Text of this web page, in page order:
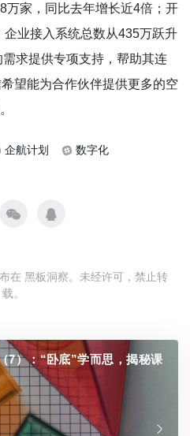
万家，同比去年增长近4倍；开
业接入系统总数从435万跃升
求提供专项支持，帮助其连
望能为合作伙伴提供更多的空
企航计划 数字化
在 黑板洞察。未经许可，禁止转
载。
7）：“卧底”学而思，揭秘课